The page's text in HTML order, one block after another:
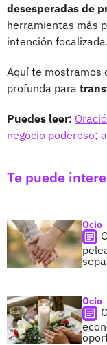
desesperadas de
herramientas más
intención focalizada.
Aquí te mostramos
profunda para
Puedes leer:
negocio poderoso;
Te puede
Ocio
Ocio